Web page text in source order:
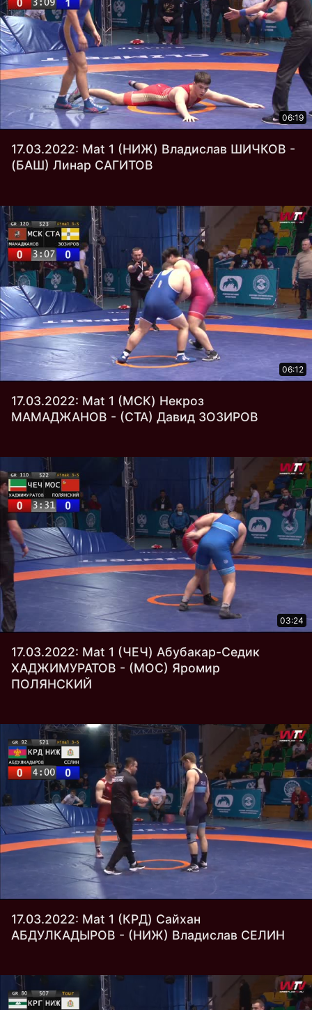
06:19
17.03.2022: Mat 1 (НИЖ) Владислав ШИЧКОВ -
(БАШ) Линар САГИТОВ
06:12
17.03.2022: Mat 1 (МСК) Некроз
МАМАДЖАНОВ - (СТА) Давид ЗОЗИРОВ
03:24
17.03.2022: Mat 1 (ЧЕЧ) Абубакар-Седик
ХАДЖИМУРАТОВ - (МОС) Яромир
ПОЛЯНСКИЙ
17.03.2022: Mat 1 (КРД) Сайхан
АБДУЛКАДЫРОВ - (НИЖ) Владислав СЕЛИН